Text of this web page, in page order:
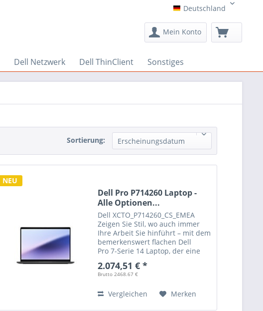
Deutschland
Deutschland
Mein Konto
Dell Netzwerk Dell ThinClient Sonstiges
Sortierung: Erscheinungsdatum
NEU
Dell Pro P714260 Laptop -
Alle Optionen...
DellXCTO_P714260_CS_EMEA
Zeigen Sie Stil, wo auch immer
Ihre Arbeit Sie hinführt – mit dem
bemerkenswert flachen Dell
Pro 7-Serie 14 Laptop, der eine
gelungene Kombination aus
Mobilität und Leistung bietet und
mit Intel® Core™ Ultra
2.074,51 € *
Brutto 2468.67 €
Vergleichen Merken